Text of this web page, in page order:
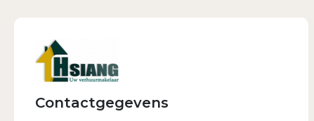
Contactgegevens